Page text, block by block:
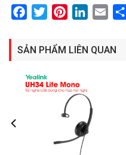
FacebookTwitterPinterestLinkedIn
Email
SẢN PHẨM LIÊN QUAN